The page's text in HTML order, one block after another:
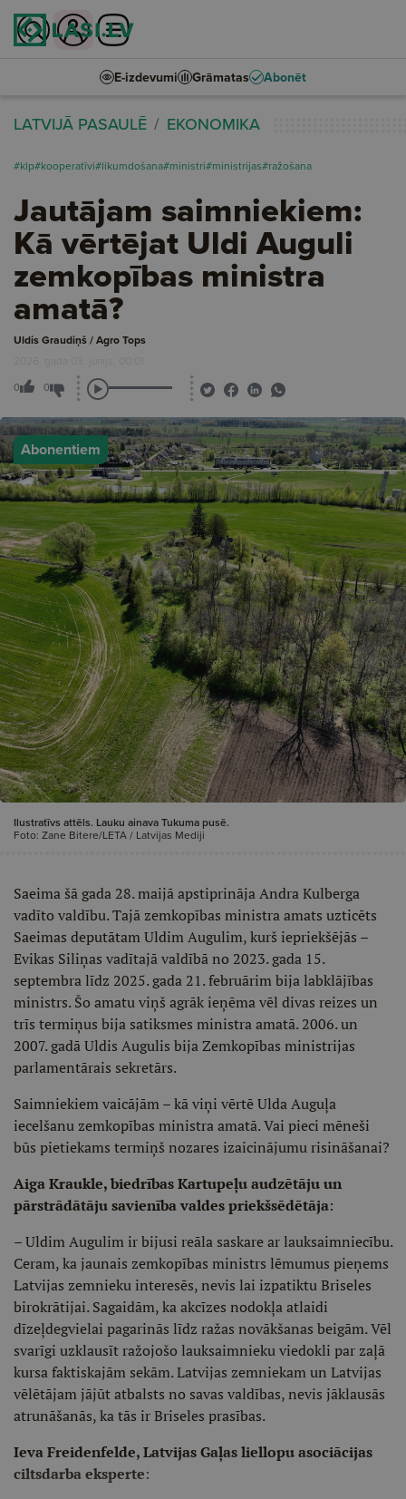
E-izdevumi Grāmatas Abonēt
LATVIJĀ PASAULĒ EKONOMIKA
#klp#kooperatīvi#likumdošana#ministri#ministrijas#ražošana
Jautājam saimniekiem:
Kā vērtējat Uldi Auguli
zemkopības ministra
amatā?
Uldis Graudiņš / Agro Tops
2026. gada 03. jūnijs, 00:01
0 0
Abonentiem
Ilustratīvs attēls. Lauku ainava Tukuma pusē.
Foto: Zane Bitere/LETA / Latvijas Mediji
Saeima šā gada 28. maijā apstiprināja Andra Kulberga
vadīto valdību. Tajā zemkopības ministra amats uzticēts
Saeimas deputātam Uldim Augulim, kurš iepriekšējās –
Evikas Siliņas vadītajā valdībā no 2023. gada 15.
septembra līdz 2025. gada 21. februārim bija labklājības
ministrs. Šo amatu viņš agrāk ieņēma vēl divas reizes un
trīs termiņus bija satiksmes ministra amatā. 2006. un
2007. gadā Uldis Augulis bija Zemkopības ministrijas
parlamentārais sekretārs.
Saimniekiem vaicājām – kā viņi vērtē Ulda Auguļa
iecelšanu zemkopības ministra amatā. Vai pieci mēneši
būs pietiekams termiņš nozares izaicinājumu risināšanai?
Aiga Kraukle, biedrības Kartupeļu audzētāju un
pārstrādātāju savienība valdes priekšsēdētāja:
– Uldim Augulim ir bijusi reāla saskare ar lauksaimniecību.
Ceram, ka jaunais zemkopības ministrs lēmumus pieņems
Latvijas zemnieku interesēs, nevis lai izpatiktu Briseles
birokrātijai. Sagaidām, ka akcīzes nodokļa atlaidi
dīzeļdegvielai pagarinās līdz ražas novākšanas beigām. Vēl
svarīgi uzklausīt ražojošo lauksaimnieku viedokli par zaļā
kursa faktiskajām sekām. Latvijas zemniekam un Latvijas
vēlētājam jājūt atbalsts no savas valdības, nevis jāklausās
atrunāšanās, ka tās ir Briseles prasības.
Ieva Freidenfelde, Latvijas Gaļas liellopu asociācijas
ciltsdarba eksperte: